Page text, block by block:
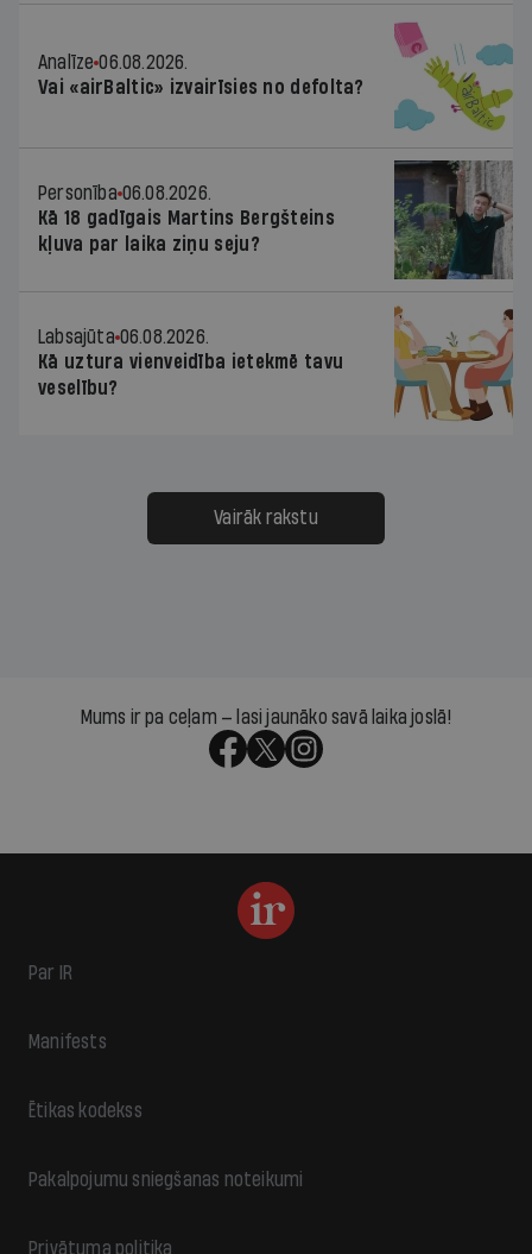
Analīze 06.08.2026.
Vai «airBaltic» izvairīsies no defolta?
Personība 06.08.2026.
Kā 18 gadīgais Martins Bergšteins
kļuva par laika ziņu seju?
Labsajūta 06.08.2026.
Kā uztura vienveidība ietekmē tavu
veselību?
Vairāk rakstu
Mums ir pa ceļam — lasi jaunāko savā laika joslā!
Par IR
Manifests
Ētikas kodekss
Pakalpojumu sniegšanas noteikumi
Privātuma politika